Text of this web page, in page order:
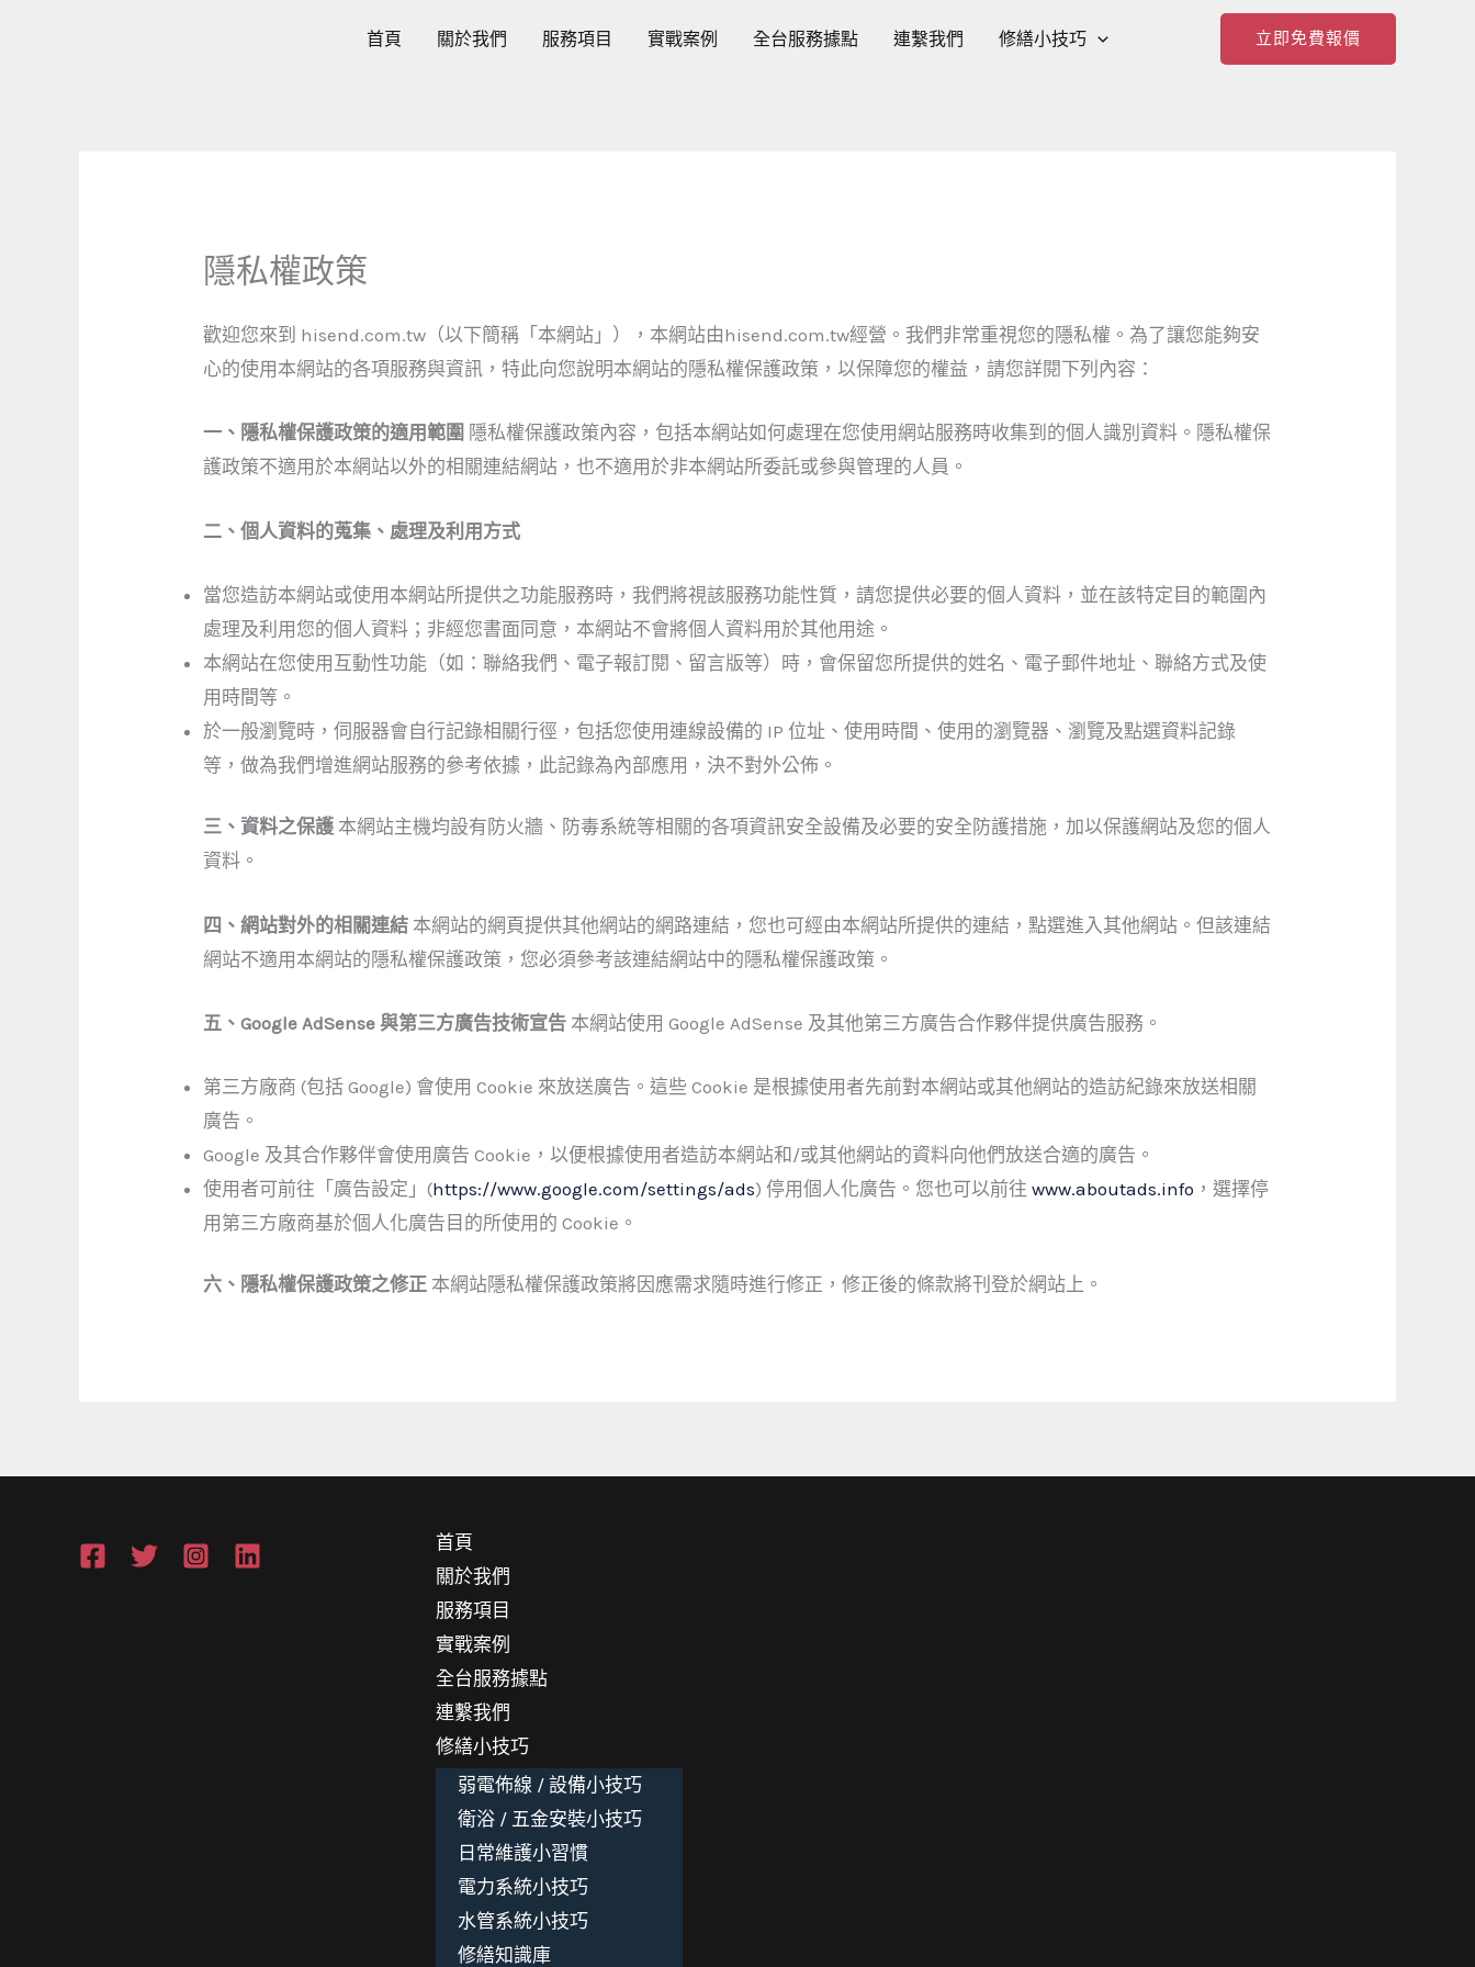
首頁 關於我們 服務項目 實戰案例 全台服務據點 連繫我們 修繕小技巧 立即免費報價
隱私權政策
歡迎您來到 hisend.com.tw（以下簡稱「本網站」），本網站由hisend.com.tw經營。我們非常重視您的隱私權。為了讓您能夠安
心的使用本網站的各項服務與資訊，特此向您說明本網站的隱私權保護政策，以保障您的權益，請您詳閱下列內容：
一、隱私權保護政策的適用範圍 隱私權保護政策內容，包括本網站如何處理在您使用網站服務時收集到的個人識別資料。隱私權保
護政策不適用於本網站以外的相關連結網站，也不適用於非本網站所委託或參與管理的人員。
二、個人資料的蒐集、處理及利用方式
當您造訪本網站或使用本網站所提供之功能服務時，我們將視該服務功能性質，請您提供必要的個人資料，並在該特定目的範圍內
處理及利用您的個人資料；非經您書面同意，本網站不會將個人資料用於其他用途。
本網站在您使用互動性功能（如：聯絡我們、電子報訂閱、留言版等）時，會保留您所提供的姓名、電子郵件地址、聯絡方式及使
用時間等。
於一般瀏覽時，伺服器會自行記錄相關行徑，包括您使用連線設備的 IP 位址、使用時間、使用的瀏覽器、瀏覽及點選資料記錄
等，做為我們增進網站服務的參考依據，此記錄為內部應用，決不對外公佈。
三、資料之保護 本網站主機均設有防火牆、防毒系統等相關的各項資訊安全設備及必要的安全防護措施，加以保護網站及您的個人
資料。
四、網站對外的相關連結 本網站的網頁提供其他網站的網路連結，您也可經由本網站所提供的連結，點選進入其他網站。但該連結
網站不適用本網站的隱私權保護政策，您必須參考該連結網站中的隱私權保護政策。
五、Google AdSense 與第三方廣告技術宣告 本網站使用 Google AdSense 及其他第三方廣告合作夥伴提供廣告服務。
第三方廠商 (包括 Google) 會使用 Cookie 來放送廣告。這些 Cookie 是根據使用者先前對本網站或其他網站的造訪紀錄來放送相關
廣告。
Google 及其合作夥伴會使用廣告 Cookie，以便根據使用者造訪本網站和/或其他網站的資料向他們放送合適的廣告。
使用者可前往「廣告設定」(https://www.google.com/settings/ads) 停用個人化廣告。您也可以前往www.aboutads.info ，選擇停
用第三方廠商基於個人化廣告目的所使用的 Cookie。
六、隱私權保護政策之修正 本網站隱私權保護政策將因應需求隨時進行修正，修正後的條款將刊登於網站上。
首頁
關於我們
服務項目
實戰案例
全台服務據點
連繫我們
修繕小技巧
弱電佈線 / 設備小技巧
衛浴 / 五金安裝小技巧
日常維護小習慣
電力系統小技巧
水管系統小技巧
修繕知識庫